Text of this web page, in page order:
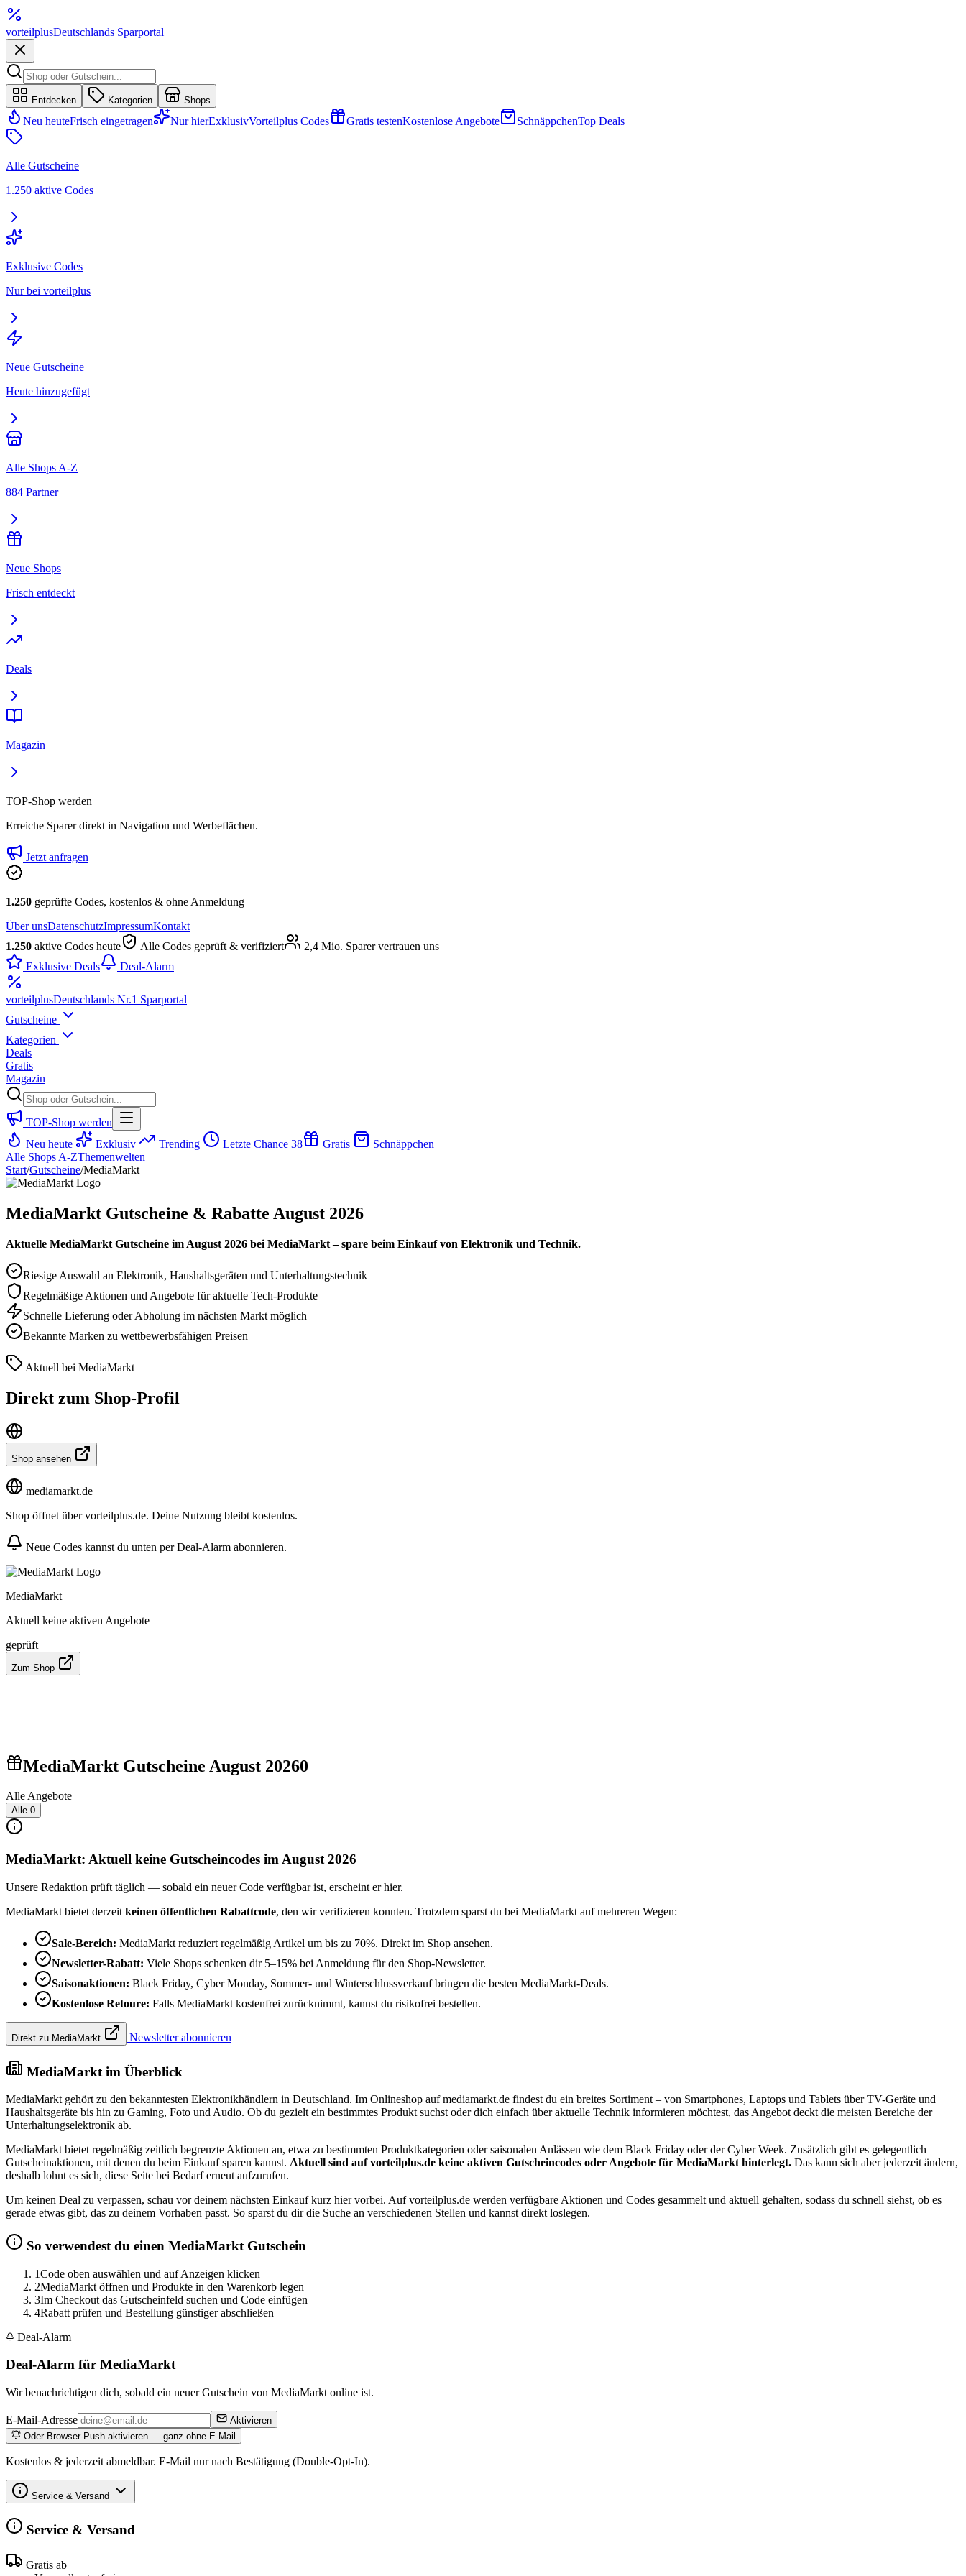
vorteilplusDeutschlands Sparportal
Entdecken Kategorien Shops
Neu heuteFrisch eingetragen Nur hierExklusivVorteilplus Codes Gratis testenKostenlose Angebote SchnäppchenTop Deals
Alle Gutscheine
1.250 aktive Codes
Exklusive Codes
Nur bei vorteilplus
Neue Gutscheine
Heute hinzugefügt
Alle Shops A-Z
884 Partner
Neue Shops
Frisch entdeckt
Deals
Magazin
TOP-Shop werden
Erreiche Sparer direkt in Navigation und Werbeflächen.
Jetzt anfragen
1.250 geprüfte Codes, kostenlos & ohne Anmeldung
Über unsDatenschutzImpressumKontakt
1.250 aktive Codes heute Alle Codes geprüft & verifiziert
2,4 Mio. Sparer vertrauen uns
Exklusive Deals
Deal-Alarm
vorteilplusDeutschlands Nr.1 Sparportal
Gutscheine
Kategorien
Deals
Gratis
Magazin
TOP-Shop werden
Neu heute
Exklusiv Trending Letzte Chance 38 Gratis
Schnäppchen
Alle Shops A-ZThemenwelten
Start/Gutscheine/MediaMarkt
MediaMarkt Gutscheine & Rabatte August 2026
Aktuelle MediaMarkt Gutscheine im August 2026 bei MediaMarkt – spare beim Einkauf von Elektronik und Technik.
Riesige Auswahl an Elektronik, Haushaltsgeräten und Unterhaltungstechnik
Regelmäßige Aktionen und Angebote für aktuelle Tech-Produkte
Schnelle Lieferung oder Abholung im nächsten Markt möglich
Bekannte Marken zu wettbewerbsfähigen Preisen
Aktuell bei MediaMarkt
Direkt zum Shop-Profil
Shop ansehen
mediamarkt.de
Shop öffnet über vorteilplus.de. Deine Nutzung bleibt kostenlos.
Neue Codes kannst du unten per Deal-Alarm abonnieren.
MediaMarkt
Aktuell keine aktiven Angebote
geprüft
Zum Shop
MediaMarkt Gutscheine August 20260
Alle Angebote
Alle 0
MediaMarkt: Aktuell keine Gutscheincodes im August 2026
Unsere Redaktion prüft täglich — sobald ein neuer Code verfügbar ist, erscheint er hier.
MediaMarkt bietet derzeit keinen öffentlichen Rabattcode, den wir verifizieren konnten. Trotzdem sparst du bei MediaMarkt auf mehreren Wegen:
Sale-Bereich: MediaMarkt reduziert regelmäßig Artikel um bis zu 70%. Direkt im Shop ansehen.
Newsletter-Rabatt: Viele Shops schenken dir 5–15% bei Anmeldung für den Shop-Newsletter.
Saisonaktionen: Black Friday, Cyber Monday, Sommer- und Winterschlussverkauf bringen die besten MediaMarkt-Deals.
Kostenlose Retoure: Falls MediaMarkt kostenfrei zurücknimmt, kannst du risikofrei bestellen.
Direkt zu MediaMarkt Newsletter abonnieren
MediaMarkt im Überblick
MediaMarkt gehört zu den bekanntesten Elektronikhändlern in Deutschland. Im Onlineshop auf mediamarkt.de findest du ein breites Sortiment – von Smartphones, Laptops und Tablets über TV-Geräte und
Haushaltsgeräte bis hin zu Gaming, Foto und Audio. Ob du gezielt ein bestimmtes Produkt suchst oder dich einfach über aktuelle Technik informieren möchtest, das Angebot deckt die meisten Bereiche der
Unterhaltungselektronik ab.
MediaMarkt bietet regelmäßig zeitlich begrenzte Aktionen an, etwa zu bestimmten Produktkategorien oder saisonalen Anlässen wie dem Black Friday oder der Cyber Week. Zusätzlich gibt es gelegentlich
Gutscheinaktionen, mit denen du beim Einkauf sparen kannst. Aktuell sind auf vorteilplus.de keine aktiven Gutscheincodes oder Angebote für MediaMarkt hinterlegt. Das kann sich aber jederzeit ändern,
deshalb lohnt es sich, diese Seite bei Bedarf erneut aufzurufen.
Um keinen Deal zu verpassen, schau vor deinem nächsten Einkauf kurz hier vorbei. Auf vorteilplus.de werden verfügbare Aktionen und Codes gesammelt und aktuell gehalten, sodass du schnell siehst, ob es
gerade etwas gibt, das zu deinem Vorhaben passt. So sparst du dir die Suche an verschiedenen Stellen und kannst direkt loslegen.
So verwendest du einen MediaMarkt Gutschein
1Code oben auswählen und auf Anzeigen klicken
2MediaMarkt öffnen und Produkte in den Warenkorb legen
3Im Checkout das Gutscheinfeld suchen und Code einfügen
4Rabatt prüfen und Bestellung günstiger abschließen
Deal-Alarm
Deal-Alarm für MediaMarkt
Wir benachrichtigen dich, sobald ein neuer Gutschein von MediaMarkt online ist.
E-Mail-Adresse
Aktivieren
Oder Browser-Push aktivieren — ganz ohne E-Mail
Kostenlos & jederzeit abmeldbar. E-Mail nur nach Bestätigung (Double-Opt-In).
Service & Versand
Service & Versand
Gratis ab